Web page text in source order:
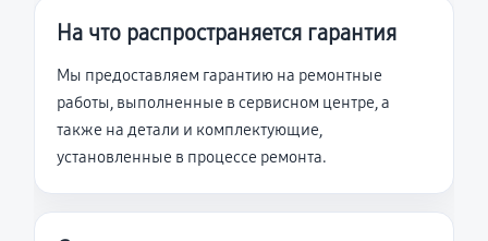
На что распространяется гарантия
Мы предоставляем гарантию на ремонтные
работы, выполненные в сервисном центре, а
также на детали и комплектующие,
установленные в процессе ремонта.